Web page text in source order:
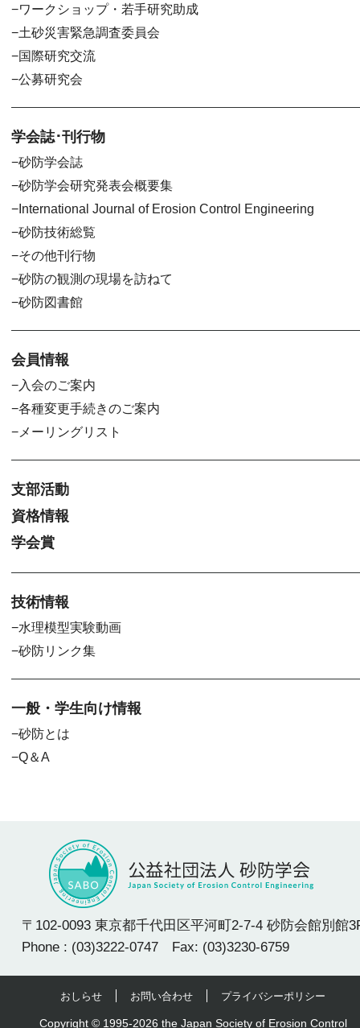
ワークショップ・若手研究助成
土砂災害緊急調査委員会
国際研究交流
公募研究会
学会誌･刊行物
砂防学会誌
砂防学会研究発表会概要集
International Journal of Erosion Control Engineering
砂防技術総覧
その他刊行物
砂防の観測の現場を訪ねて
砂防図書館
会員情報
入会のご案内
各種変更手続きのご案内
メーリングリスト
支部活動
資格情報
学会賞
技術情報
水理模型実験動画
砂防リンク集
一般・学生向け情報
砂防とは
Q＆A
〒102-0093 東京都千代田区平河町2-7-4 砂防会館別館
Phone : (03)3222-0747 Fax: (03)3230-6759
おしらせ お問い合わせ プライバシーポリシー
Copyright © 1995-2026 the Japan Society of Erosion Control